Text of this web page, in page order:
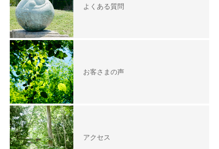
よくある質問
お客さまの声
アクセス